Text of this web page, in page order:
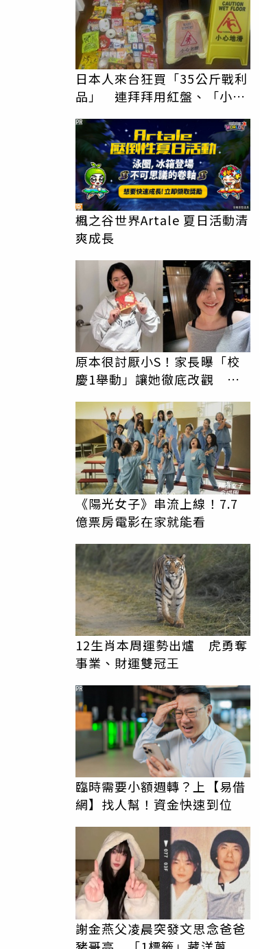
日本人來台狂買「35公斤戰利
品」 連拜拜用紅盤、「小心
楓之谷世界Artale 夏日活動清
爽成長
PR
原本很討厭小S！家長曝「校
慶1舉動」讓她徹底改觀 網
友洗版認證
《陽光女子》串流上線！7.7
億票房電影在家就能看
12生肖本周運勢出爐 虎勇奪
事業、財運雙冠王
臨時需要小額週轉？上【易借
網】找人幫！資金快速到位
PR
謝金燕父凌晨突發文思念爸爸